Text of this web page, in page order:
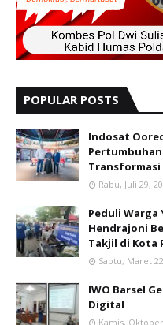
POPULAR POSTS
Indosat
Transformasi
Rabu, Juli 29,
Peduli Warga
Hendrajoni
Takjil di Kota
Sabtu, Maret
IWO Barsel
Digital
Kamis,